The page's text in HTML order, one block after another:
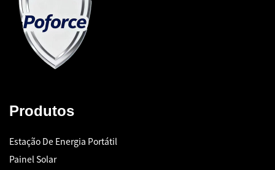
Produtos
Estação De Energia Portátil
Painel Solar